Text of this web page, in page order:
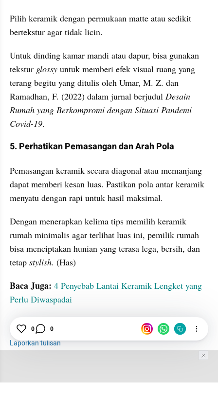
Pilih keramik dengan permukaan matte atau sedikit
bertekstur agar tidak licin.
Untuk dinding kamar mandi atau dapur, bisa gunakan
tekstur glossy untuk memberi efek visual ruang yang
terang begitu yang ditulis oleh Umar, M. Z. dan
Ramadhan, F. (2022) dalam jurnal berjudul Desain
Rumah yang Berkompromi dengan Situasi Pandemi
Covid-19.
5. Perhatikan Pemasangan dan Arah Pola
Pemasangan keramik secara diagonal atau memanjang
dapat memberi kesan luas. Pastikan pola antar keramik
menyatu dengan rapi untuk hasil maksimal.
Dengan menerapkan kelima tips memilih keramik
rumah minimalis agar terlihat luas ini, pemilik rumah
bisa menciptakan hunian yang terasa lega, bersih, dan
tetap stylish. (Has)
Baca Juga: 4 Penyebab Lantai Keramik Lengket yang
Perlu Diwaspadai
Tips Warna
seo suggest
Laporkan tulisan
0 0